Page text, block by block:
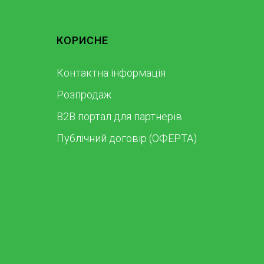
КОРИСНЕ
Контактна інформація
Розпродаж
B2B портал для партнерів
Публічний договір (ОФЕРТА)